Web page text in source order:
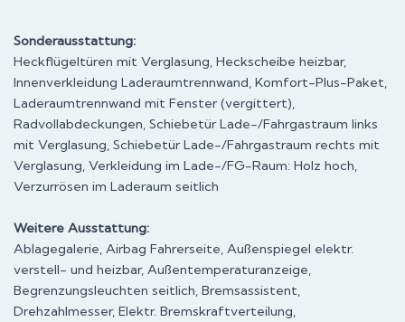
Sonderausstattung:
Heckflügeltüren mit Verglasung, Heckscheibe heizbar,
Innenverkleidung Laderaumtrennwand, Komfort-Plus-Paket,
Laderaumtrennwand mit Fenster (vergittert),
Radvollabdeckungen, Schiebetür Lade-/Fahrgastraum links
mit Verglasung, Schiebetür Lade-/Fahrgastraum rechts mit
Verglasung, Verkleidung im Lade-/FG-Raum: Holz hoch,
Verzurrösen im Laderaum seitlich
Weitere Ausstattung:
Ablagegalerie, Airbag Fahrerseite, Außenspiegel elektr.
verstell- und heizbar, Außentemperaturanzeige,
Begrenzungsleuchten seitlich, Bremsassistent,
Drehzahlmesser, Elektr. Bremskraftverteilung,